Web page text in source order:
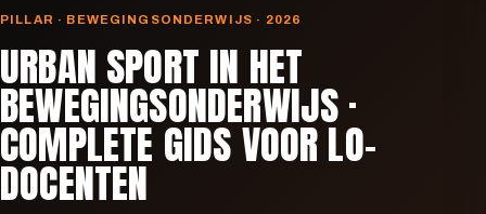
PILLAR · BEWEGINGSONDERWIJS · 2026
URBAN SPORT IN HET
BEWEGINGSONDERWIJS ·
COMPLETE GIDS VOOR LO-
DOCENTEN